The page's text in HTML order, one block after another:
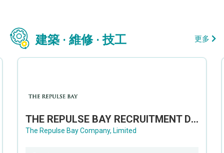
建築 · 維修 · 技工 更多
THE REPULSE BAY RECRUITMENT DAY 淺水灣影灣園人才招聘會
The Repulse Bay Company, Limited